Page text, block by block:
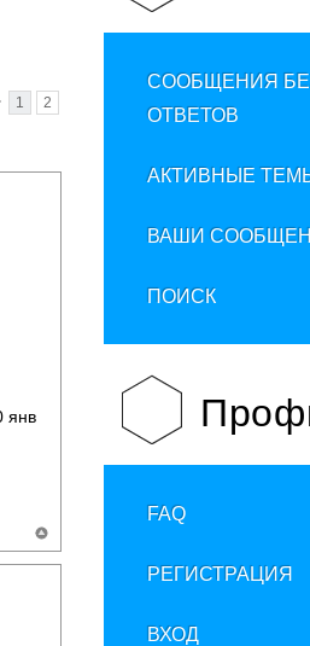
1 2
янв
СООБЩЕНИЯ
ОТВЕТОВ
АКТИВНЫЕ
ВАШИ
ПОИСК
FAQ
РЕГИСТРАЦИЯ
ВХОД